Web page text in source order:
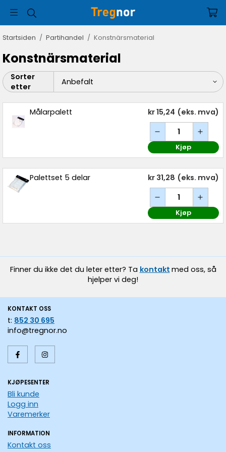
Startsiden / Partihandel / Konstnärsmaterial
Konstnärsmaterial
Sorter
etter
Målarpalett kr 15,24 (eks. mva)
Kjøp
Palettset 5 delar kr 31,28 (eks. mva)
Kjøp
Finner du ikke det du leter etter? Ta kontakt med oss, så
hjelper vi deg!
KONTAKT OSS
t: 852 30 695
info@tregnor.no
KJØPESENTER
Bli kunde
Logg inn
Varemerker
INFORMATION
Kontakt oss